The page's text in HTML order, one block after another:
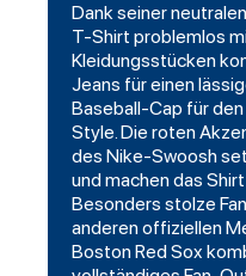
Dank seiner
T-Shirt problemlos
Kleidungsstücken
Jeans für einen
Baseball-Cap für
Style. Die roten
des Nike-Swoosh
und machen das
Besonders stolze
anderen offiziellen
Boston Red Sox